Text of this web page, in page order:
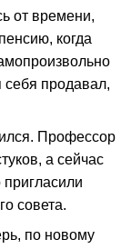
от времени,
когда
себя продавал,
Профессор
а сейчас
пригласили
совета.
по новому